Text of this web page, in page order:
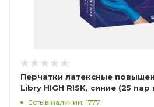
Перчатки латексные
Libry HIGH RISK, синие (25 пар
Есть в наличии: 1777